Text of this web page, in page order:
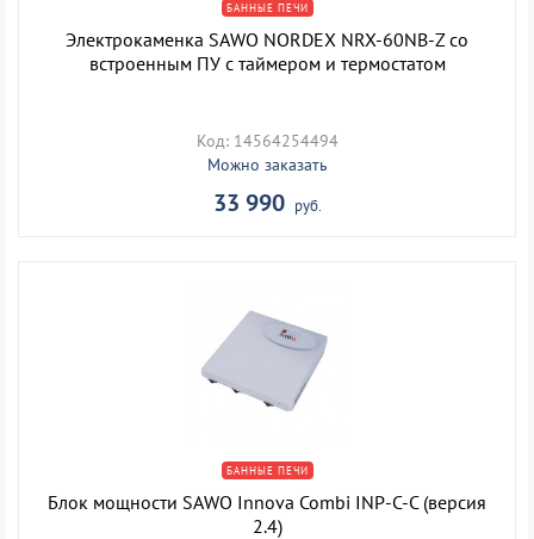
БАННЫЕ ПЕЧИ
Электрокаменка SAWO NORDEX NRX-60NB-Z со
встроенным ПУ с таймером и термостатом
Код: 14564254494
Можно заказать
33 990 руб.
БАННЫЕ ПЕЧИ
Блок мощности SAWO Innova Combi INP-C-C (версия
2.4)